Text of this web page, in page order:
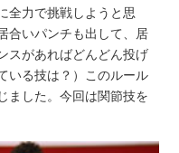
全力で挑戦しようと思
合いパンチも出して、居
スがあればどんどん投げ
いる技は？）このルール
ました。今回は関節技を